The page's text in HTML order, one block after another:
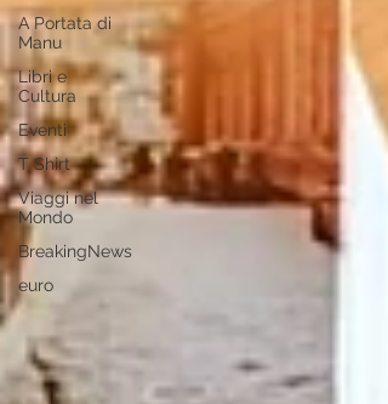
A Portata di
Manu
Libri e
Cultura
Eventi
T Shirt
Viaggi nel
Mondo
BreakingNews
euro